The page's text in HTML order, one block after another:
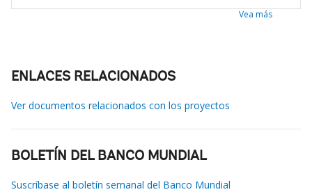
Vea más
ENLACES RELACIONADOS
Ver documentos relacionados con los proyectos
BOLETÍN DEL BANCO MUNDIAL
Suscríbase al boletín semanal del Banco Mundial